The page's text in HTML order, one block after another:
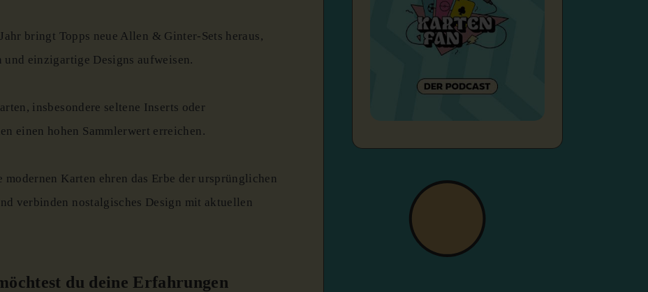
bringt Topps neue Allen & Ginter-Sets heraus,
und einzigartige Designs aufweisen.
insbesondere seltene Inserts oder
einen hohen Sammlerwert erreichen.
modernen Karten ehren das Erbe der ursprünglichen
verbinden nostalgisches Design mit aktuellen
du deine Erfahrungen